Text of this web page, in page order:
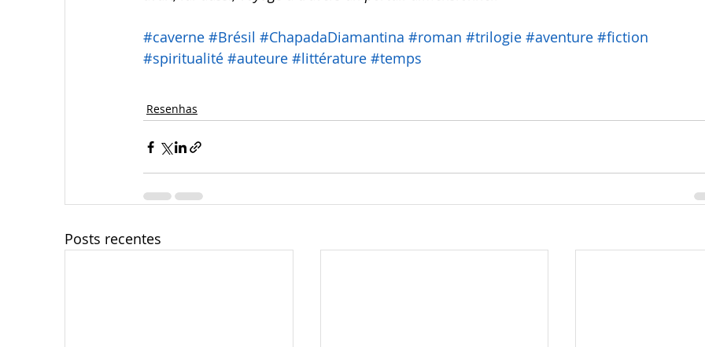
#caverne #Brésil #ChapadaDiamantina #roman #trilogie #aventure #fiction
#spiritualité #auteure #littérature #temps
Resenhas
Posts recentes